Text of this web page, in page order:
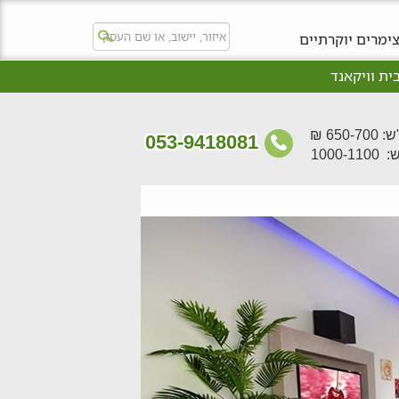
צימרים יוקרתיים
וויקאנד
₪
סופ"ש: 1000-1100